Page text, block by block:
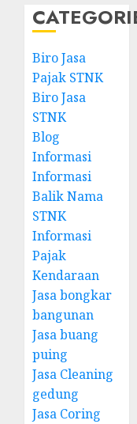
Biro Jasa
Pajak STNK
Biro Jasa
STNK
Blog
Informasi
Informasi
Balik Nama
STNK
Informasi
Pajak
Kendaraan
Jasa bongkar
bangunan
Jasa buang
puing
Jasa Cleaning
gedung
Jasa Coring